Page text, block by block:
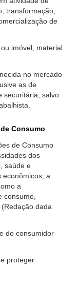
transformação,
de
imóvel, material
no mercado
as de
securitária, salvo
Consumo
de Consumo
dos
saúde e
econômicos, a
a
consumo,
dada
do consumidor
proteger